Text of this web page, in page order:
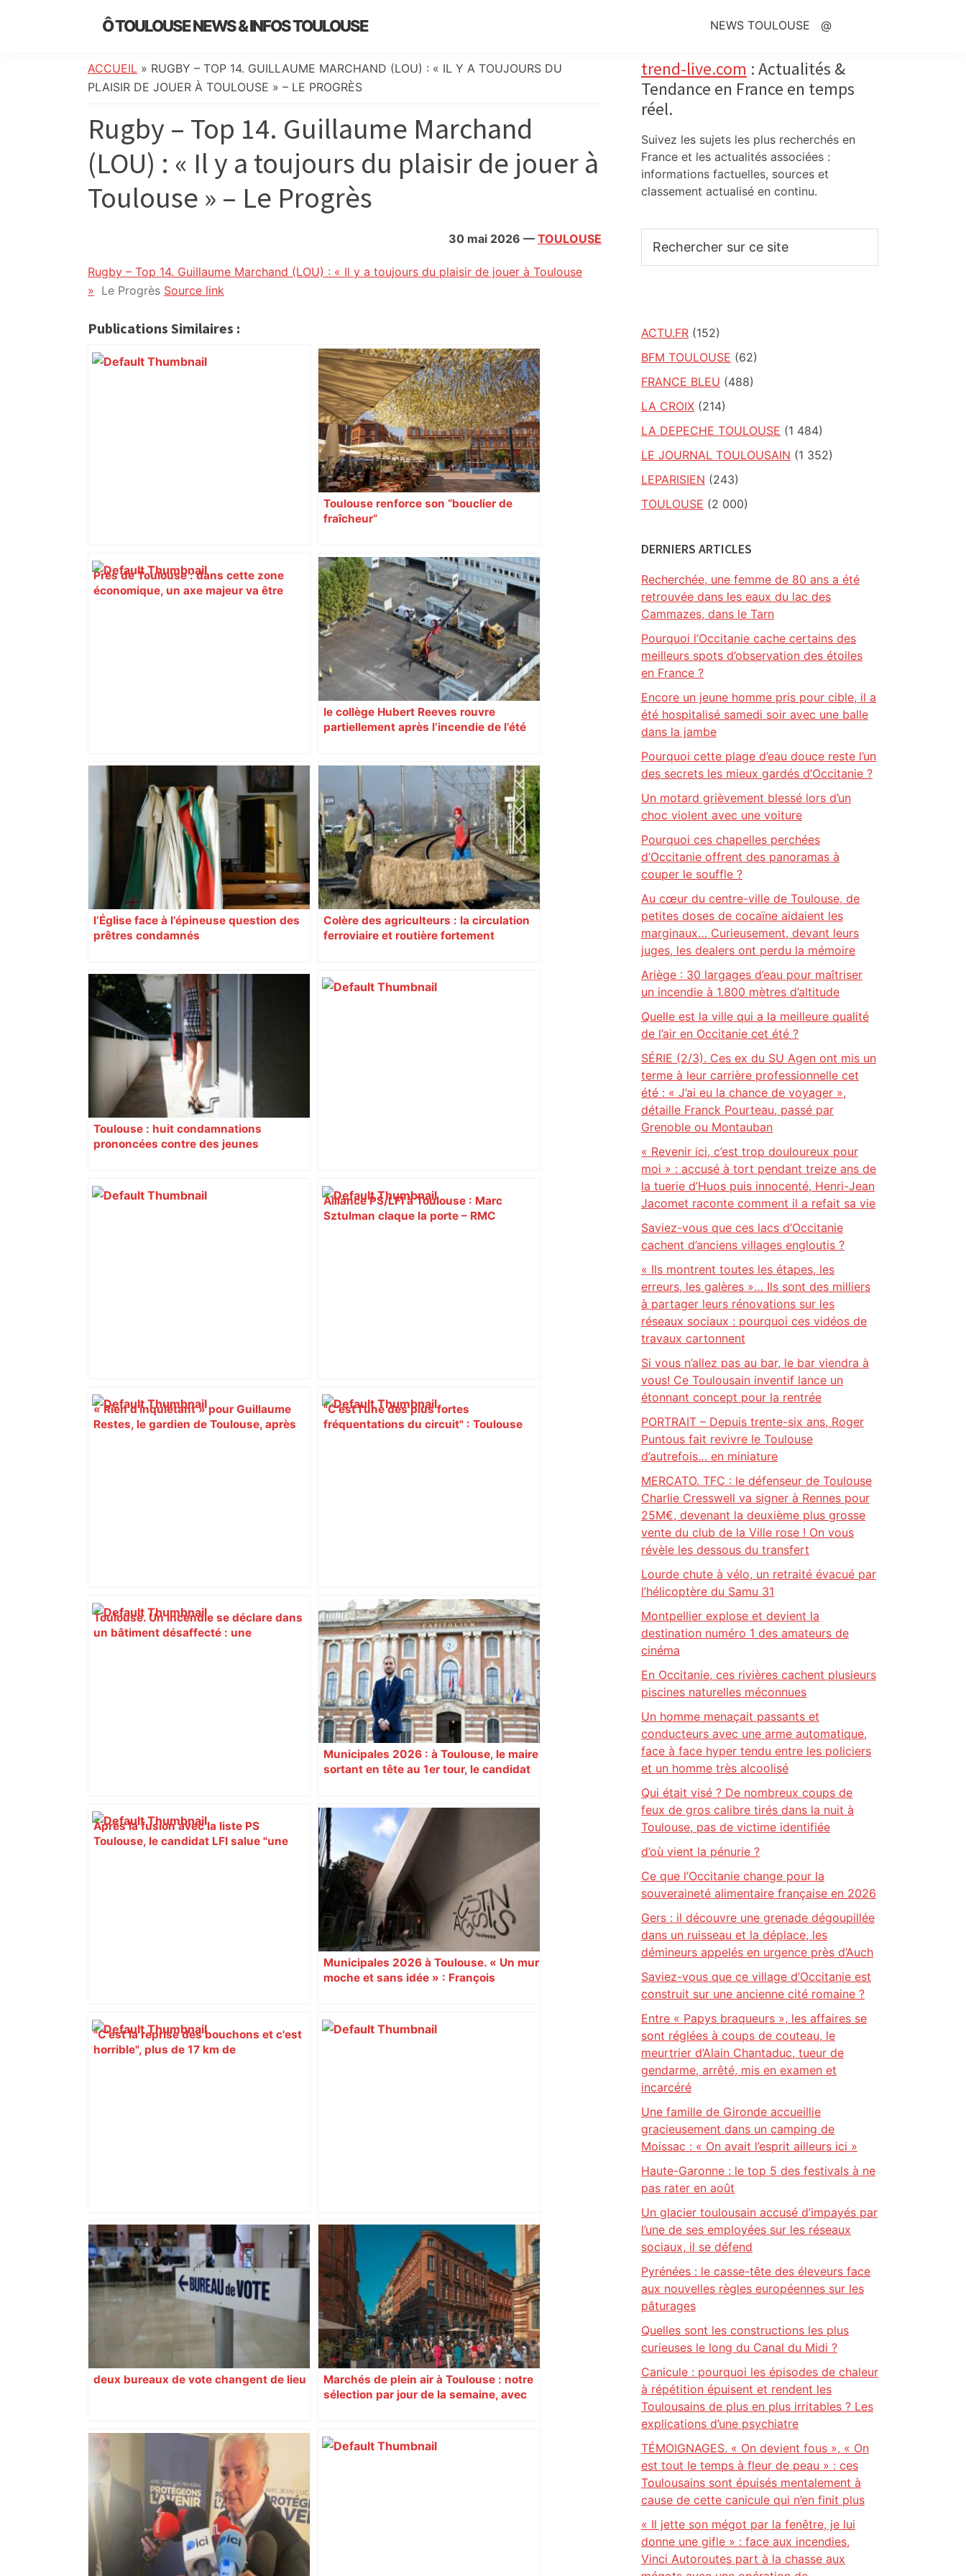
Ô TOULOUSE NEWS & INFOS TOULOUSE
de
l’actualité
info
locale,
société,
culture,
politique,
divers
et
citoyennes
NEWS TOULOUSE @
ACCUEIL » RUGBY – TOP 14. GUILLAUME MARCHAND (LOU) : « IL Y A TOUJOURS DU
PLAISIR DE JOUER À TOULOUSE » – LE PROGRÈS
Rugby – Top 14. Guillaume Marchand
(LOU) : « Il y a toujours du plaisir de jouer à
Toulouse » – Le Progrès
30 mai 2026 — TOULOUSE
Rugby – Top 14. Guillaume Marchand (LOU) : « Il y a toujours du plaisir de jouer à Toulouse
» Le Progrès Source link
Publications Similaires :
Près de Toulouse : dans cette zone
économique, un axe majeur va être
Toulouse renforce son “bouclier de
fraîcheur”
ENTRETIEN. Municipales 2026 à
Toulouse : sous le feu des critiques,
Briançon assume son alliance avec
Piquemal, "ce n’est pas un accord de
postes" – ladepeche.fr
le collège Hubert Reeves rouvre
partiellement après l’incendie de l’été
l’Église face à l’épineuse question des
prêtres condamnés
Colère des agriculteurs : la circulation
ferroviaire et routière fortement
Toulouse : huit condamnations
prononcées contre des jeunes
Alliance PS/LFI à Toulouse : Marc
Sztulman claque la porte – RMC
« Rien d'inquiétant » pour Guillaume
Restes, le gardien de Toulouse, après
"C’est l’une des plus fortes
fréquentations du circuit" : Toulouse
Toulouse. Un incendie se déclare dans
un bâtiment désaffecté : une
Bilan du marché du logement neuf :
une lueur d'espoir pour l'immobilier à
Toulouse ? – Actu.fr
Après la fusion avec la liste PS
Toulouse, le candidat LFI salue "une
Municipales 2026 : à Toulouse, le maire
sortant en tête au 1er tour, le candidat
"C'est la reprise des bouchons et c'est
horrible", plus de 17 km de
Municipales 2026 à Toulouse. « Un mur
moche et sans idée » : François
Augustins
De l’Aveyron à New York, comment la
galerie Pol Lemétais est devenue une
référence de l’art brut à Toulouse –
ladepeche.fr
Hommage du Palais des sports de
Toulouse à Bryan Bergougnoux –
Orange Actualités
deux bureaux de vote changent de lieu
Marchés de plein air à Toulouse : notre
sélection par jour de la semaine, avec
Primary
Sidebar
trend-live.com : Actualités &
Tendance en France en temps
réel.
Suivez les sujets les plus recherchés en
France et les actualités associées :
informations factuelles, sources et
classement actualisé en continu.
sur
ACTU.FR (152)
BFM TOULOUSE (62)
FRANCE BLEU (488)
LA CROIX (214)
LA DEPECHE TOULOUSE (1 484)
LE JOURNAL TOULOUSAIN (1 352)
LEPARISIEN (243)
TOULOUSE (2 000)
DERNIERS ARTICLES
Recherchée, une femme de 80 ans a été
retrouvée dans les eaux du lac des
Cammazes, dans le Tarn
Pourquoi l’Occitanie cache certains des
meilleurs spots d’observation des étoiles
en France ?
Encore un jeune homme pris pour cible, il a
été hospitalisé samedi soir avec une balle
dans la jambe
Pourquoi cette plage d’eau douce reste l’un
des secrets les mieux gardés d’Occitanie ?
Un motard grièvement blessé lors d’un
choc violent avec une voiture
Pourquoi ces chapelles perchées
d’Occitanie offrent des panoramas à
couper le souffle ?
Au cœur du centre-ville de Toulouse, de
petites doses de cocaïne aidaient les
marginaux… Curieusement, devant leurs
juges, les dealers ont perdu la mémoire
Ariège : 30 largages d’eau pour maîtriser
un incendie à 1.800 mètres d’altitude
Quelle est la ville qui a la meilleure qualité
de l’air en Occitanie cet été ?
SÉRIE (2/3). Ces ex du SU Agen ont mis un
terme à leur carrière professionnelle cet
été : « J’ai eu la chance de voyager »,
détaille Franck Pourteau, passé par
Grenoble ou Montauban
« Revenir ici, c’est trop douloureux pour
moi » : accusé à tort pendant treize ans de
la tuerie d’Huos puis innocenté, Henri-Jean
Jacomet raconte comment il a refait sa vie
Saviez-vous que ces lacs d’Occitanie
cachent d’anciens villages engloutis ?
« Ils montrent toutes les étapes, les
erreurs, les galères »… Ils sont des milliers
à partager leurs rénovations sur les
réseaux sociaux : pourquoi ces vidéos de
travaux cartonnent
Si vous n’allez pas au bar, le bar viendra à
vous! Ce Toulousain inventif lance un
étonnant concept pour la rentrée
PORTRAIT – Depuis trente-six ans, Roger
Puntous fait revivre le Toulouse
d’autrefois… en miniature
MERCATO. TFC : le défenseur de Toulouse
Charlie Cresswell va signer à Rennes pour
25M€, devenant la deuxième plus grosse
vente du club de la Ville rose ! On vous
révèle les dessous du transfert
Lourde chute à vélo, un retraité évacué par
l’hélicoptère du Samu 31
Montpellier explose et devient la
destination numéro 1 des amateurs de
cinéma
En Occitanie, ces rivières cachent plusieurs
piscines naturelles méconnues
Un homme menaçait passants et
conducteurs avec une arme automatique,
face à face hyper tendu entre les policiers
et un homme très alcoolisé
Qui était visé ? De nombreux coups de
feux de gros calibre tirés dans la nuit à
Toulouse, pas de victime identifiée
d’où vient la pénurie ?
Ce que l’Occitanie change pour la
souveraineté alimentaire française en 2026
Gers : il découvre une grenade dégoupillée
dans un ruisseau et la déplace, les
démineurs appelés en urgence près d’Auch
Saviez-vous que ce village d’Occitanie est
construit sur une ancienne cité romaine ?
Entre « Papys braqueurs », les affaires se
sont réglées à coups de couteau, le
meurtrier d’Alain Chantaduc, tueur de
gendarme, arrêté, mis en examen et
incarcéré
Une famille de Gironde accueillie
gracieusement dans un camping de
Moissac : « On avait l’esprit ailleurs ici »
Haute-Garonne : le top 5 des festivals à ne
pas rater en août
Un glacier toulousain accusé d’impayés par
l’une de ses employées sur les réseaux
sociaux, il se défend
Pyrénées : le casse-tête des éleveurs face
aux nouvelles règles européennes sur les
pâturages
Quelles sont les constructions les plus
curieuses le long du Canal du Midi ?
Canicule : pourquoi les épisodes de chaleur
à répétition épuisent et rendent les
Toulousains de plus en plus irritables ? Les
explications d’une psychiatre
TÉMOIGNAGES. « On devient fous », « On
est tout le temps à fleur de peau » : ces
Toulousains sont épuisés mentalement à
cause de cette canicule qui n’en finit plus
« Il jette son mégot par la fenêtre, je lui
donne une gifle » : face aux incendies,
Vinci Autoroutes part à la chasse aux